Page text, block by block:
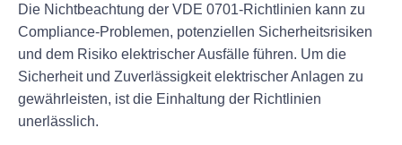
Die Nichtbeachtung der VDE 0701-Richtlinien kann zu
Compliance-Problemen, potenziellen Sicherheitsrisiken
und dem Risiko elektrischer Ausfälle führen. Um die
Sicherheit und Zuverlässigkeit elektrischer Anlagen zu
gewährleisten, ist die Einhaltung der Richtlinien
unerlässlich.